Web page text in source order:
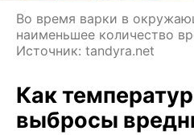
Во время варки в
наименьшее количество
Источник: tandyra.net
Как
выбросы